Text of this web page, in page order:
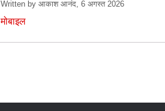
Written by आकाश आनंद, 6 अगस्त 2026
मोबाइल